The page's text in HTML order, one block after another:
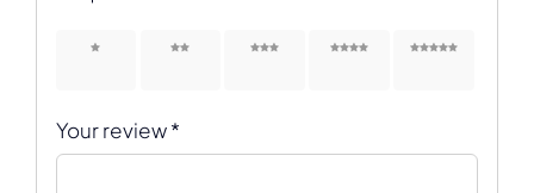
1 of 5 2 of 5 3 of 5 4 of 5 5 of 5
Your review*